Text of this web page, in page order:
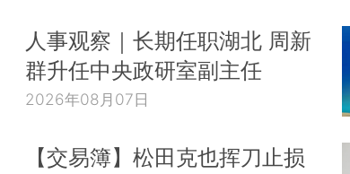
人事观察｜长期任职湖北 周新
群升任中央政研室副主任
2026年08月07日
【交易簿】松田克也挥刀止损